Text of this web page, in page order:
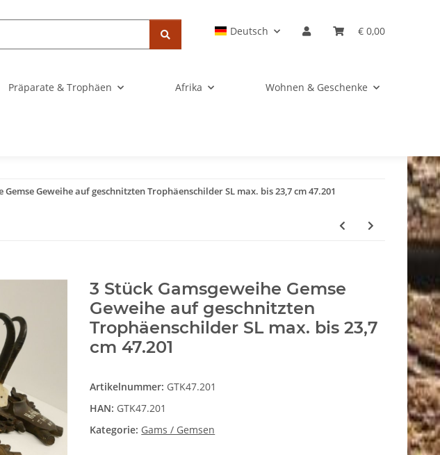
Deutsch € 0,00
Präparate & Trophäen Afrika Wohnen & Geschenke
Gemse Geweihe auf geschnitzten Trophäenschilder SL max. bis 23,7 cm 47.201
3 Stück Gamsgeweihe Gemse
Geweihe auf geschnitzten
Trophäenschilder SL max. bis 23,7
cm 47.201
Artikelnummer: GTK47.201
HAN: GTK47.201
Kategorie: Gams / Gemsen